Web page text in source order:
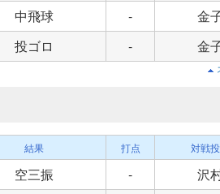
中飛球 -
金
投ゴロ - 金
結果 打点 対戦
空三振 -
沢